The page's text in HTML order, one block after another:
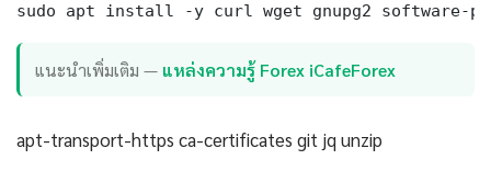
sudo apt install -y curl wget gnupg2 software-
แนะนำเพิ่มเติม — แหล่งความรู้ Forex iCafeForex
apt-transport-https ca-certificates git jq unzip